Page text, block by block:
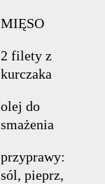
MIĘSO
2 filety z
kurczaka
olej do
smażenia
przyprawy:
sól, pieprz,